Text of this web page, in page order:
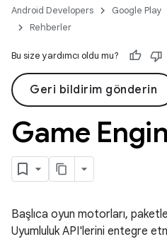
Android Developers Google Play
Rehberler
Bu size yardımcı oldu mu?
Geri bildirim gönderin
Game
Başlıca oyun motorları,
Uyumluluk API'lerini entegre